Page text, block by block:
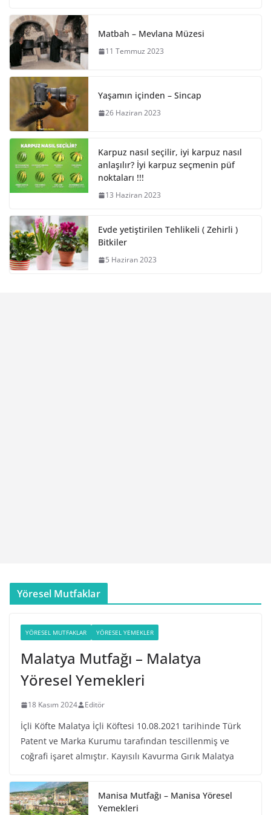
Matbah – Mevlana Müzesi
11 Temmuz 2023
Yaşamın içinden – Sincap
26 Haziran 2023
Karpuz nasıl seçilir, iyi karpuz nasıl
anlaşılır? İyi karpuz seçmenin püf
noktaları !!!
13 Haziran 2023
Evde yetiştirilen Tehlikeli ( Zehirli )
Bitkiler
5 Haziran 2023
Yöresel Mutfaklar
YÖRESEL MUTFAKLAR YÖRESEL YEMEKLER
Malatya Mutfağı – Malatya
Yöresel Yemekleri
18 Kasım 2024 Editör
İçli Köfte Malatya İçli Köftesi 10.08.2021 tarihinde Türk
Patent ve Marka Kurumu tarafından tescillenmiş ve
coğrafi işaret almıştır. Kayısılı Kavurma Gırık Malatya
Manisa Mutfağı – Manisa Yöresel
Yemekleri